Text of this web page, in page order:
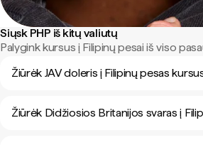
Siųsk PHP iš kitų valiutų
Palygink kursus į Filipinų pesai iš viso
Žiūrėk JAV doleris į Filipinų pesas
Žiūrėk Didžiosios Britanijos svaras į